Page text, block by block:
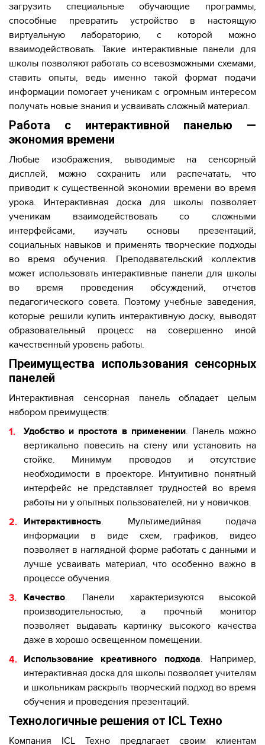
загрузить специальные обучающие программы,
способные превратить устройство в настоящую
виртуальную лабораторию, с которой можно
взаимодействовать. Такие интерактивные панели для
школы позволяют работать со всевозможными схемами,
ставить опыты, ведь именно такой формат подачи
информации помогает ученикам с огромным интересом
получать новые знания и усваивать сложный материал.
Работа с интерактивной панелью —
экономия времени
Любые изображения, выводимые на сенсорный
дисплей, можно сохранить или распечатать, что
приводит к существенной экономии времени во время
урока. Интерактивная доска для школы позволяет
ученикам взаимодействовать со сложными
интерфейсами, изучать основы презентаций,
социальных навыков и применять творческие подходы
во время обучения. Преподавательский коллектив
может использовать интерактивные панели для школы
во время проведения обсуждений, отчетов
педагогического совета. Поэтому учебные заведения,
которые решили купить интерактивную доску, выводят
образовательный процесс на совершенно иной
качественный уровень работы.
Преимущества использования сенсорных
панелей
Интерактивная сенсорная панель обладает целым
набором преимуществ:
Удобство и простота в применении. Панель можно
вертикально повесить на стену или установить на
стойке. Минимум проводов и отсутствие
необходимости в проекторе. Интуитивно понятный
интерфейс не представляет трудностей во время
работы ни у опытных пользователей, ни у новичков.
Интерактивность. Мультимедийная подача
информации в виде схем, графиков, видео
позволяет в наглядной форме работать с данными и
лучше усваивать материал, что особенно важно в
процессе обучения.
Качество. Панели характеризуются высокой
производительностью, а прочный монитор
позволяет выдавать картинку высокого качества
даже в хорошо освещенном помещении.
Использование креативного подхода. Например,
интерактивная доска для школы позволяет учителям
и школьникам раскрыть творческий подход во время
обучения и проведения презентаций.
Технологичные решения от ICL Техно
Компания ICL Техно предлагает своим клиентам